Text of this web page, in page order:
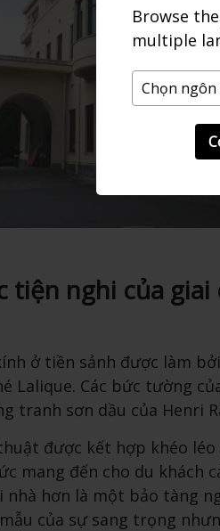
Browse
multiple
tiện nghi của
ở tiền sảnh được làm
Lalique. Các bức tường
tranh sơn dầu của Henri
được kết hợp khéo léo
mang đến cho du khách
hơn là một bảo tàng
của sự sang trọng